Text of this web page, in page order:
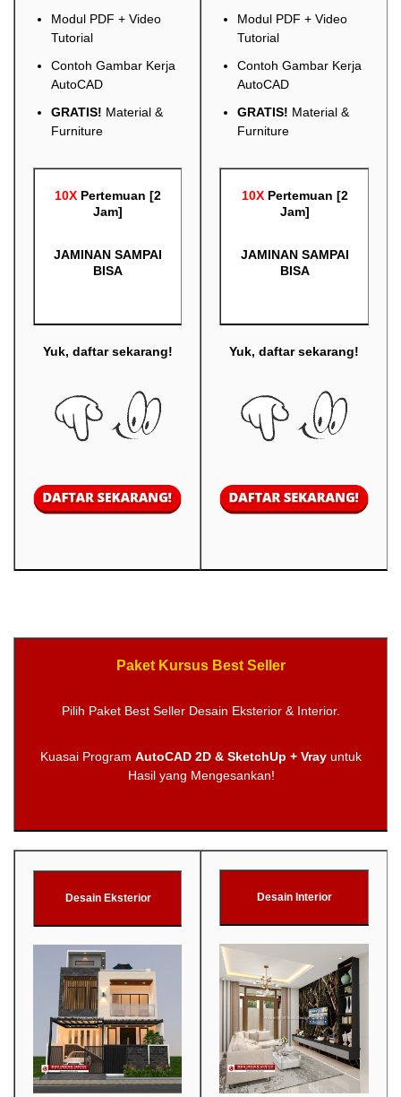
Modul PDF + Video
Tutorial
Contoh Gambar Kerja
AutoCAD
GRATIS! Material &
Furniture
10X Pertemuan [2
Jam]
JAMINAN SAMPAI
BISA
Yuk, daftar sekarang!
Modul PDF + Video
Tutorial
Contoh Gambar Kerja
AutoCAD
GRATIS! Material &
Furniture
10X Pertemuan [2
Jam]
JAMINAN SAMPAI
BISA
Yuk, daftar sekarang!
Paket Kursus Best Seller
Pilih Paket Best Seller Desain Eksterior & Interior.
Kuasai Program AutoCAD 2D & SketchUp + Vray untuk
Hasil yang Mengesankan!
Desain Eksterior Desain Interior